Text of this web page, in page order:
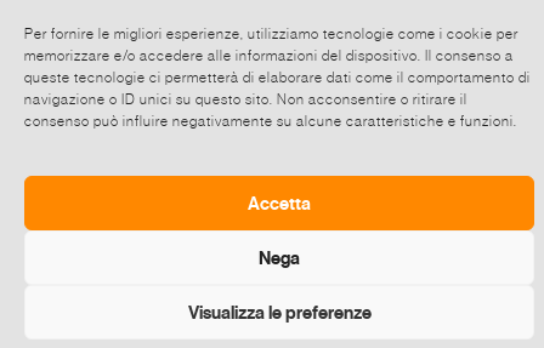
Per fornire le migliori esperienze, utilizziamo tecnologie come i cookie per
memorizzare e/o accedere alle informazioni del dispositivo. Il consenso a
queste tecnologie ci permetterà di elaborare dati come il comportamento di
navigazione o ID unici su questo sito. Non acconsentire o ritirare il
consenso può influire negativamente su alcune caratteristiche e funzioni.
Accetta
Nega
Visualizza le preferenze